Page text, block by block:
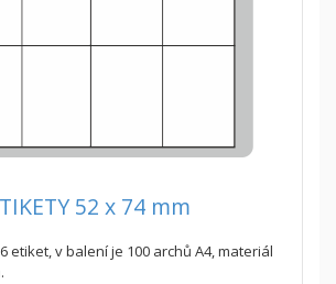
52 x 74 mm
etiket, v balení je 100 archů A4, materiál